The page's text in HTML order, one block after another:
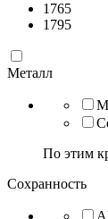
1765
1795
Металл
По этим
Сохранность